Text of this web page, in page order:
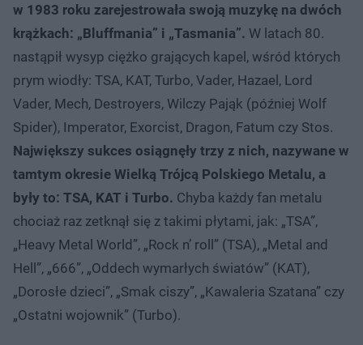
w 1983 roku zarejestrowała swoją muzykę na dwóch
krążkach: „Bluffmania” i „Tasmania”. W latach 80.
nastąpił wysyp ciężko grających kapel, wśród których
prym wiodły: TSA, KAT, Turbo, Vader, Hazael, Lord
Vader, Mech, Destroyers, Wilczy Pająk (później Wolf
Spider), Imperator, Exorcist, Dragon, Fatum czy Stos.
Największy sukces osiągnęły trzy z nich, nazywane w
tamtym okresie Wielką Trójcą Polskiego Metalu, a
były to: TSA, KAT i Turbo. Chyba każdy fan metalu
chociaż raz zetknął się z takimi płytami, jak: „TSA”,
„Heavy Metal World”, „Rock n’ roll” (TSA), „Metal and
Hell”, „666”, „Oddech wymarłych światów” (KAT),
„Dorosłe dzieci”, „Smak ciszy”, „Kawaleria Szatana” czy
„Ostatni wojownik” (Turbo).